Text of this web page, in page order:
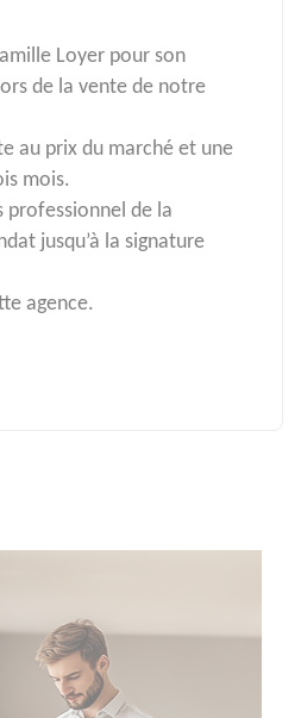
Loyer pour son
de la vente de notre
au prix du marché et une
mois.
de la
jusqu’à la signature
agence.